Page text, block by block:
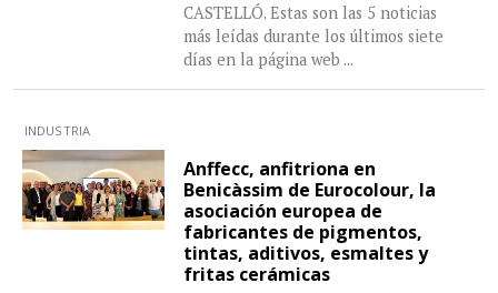
CASTELLÓ. Estas son las 5 noticias
más leídas durante los últimos siete
días en la página web ...
INDUSTRIA
Anffecc, anfitriona en
Benicàssim de Eurocolour, la
asociación europea de
fabricantes de pigmentos,
tintas, aditivos, esmaltes y
fritas cerámicas